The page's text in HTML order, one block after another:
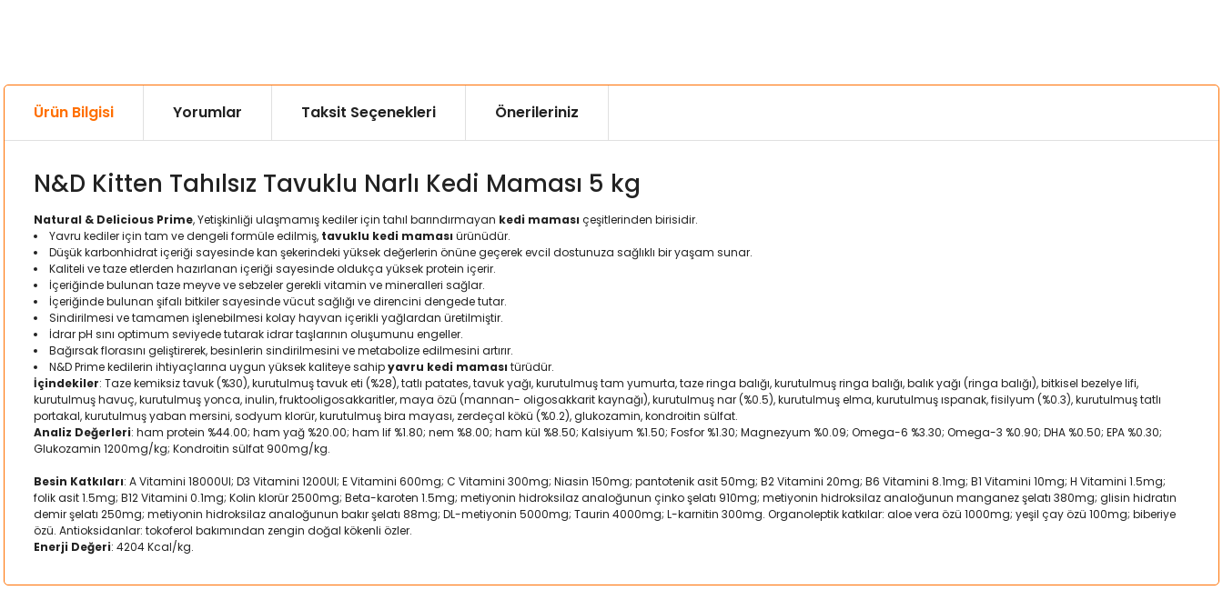
Ürün Bilgisi Yorumlar Taksit Seçenekleri Önerileriniz
N&D Kitten Tahılsız Tavuklu Narlı Kedi Maması 5 kg
Natural & Delicious Prime, Yetişkinliği ulaşmamış kediler için tahıl barındırmayan kedi maması çeşitlerinden birisidir.
Yavru kediler için tam ve dengeli formüle edilmiş, tavuklu kedi maması ürünüdür.
Düşük karbonhidrat içeriği sayesinde kan şekerindeki yüksek değerlerin önüne geçerek evcil dostunuza sağlıklı bir yaşam sunar.
Kaliteli ve taze etlerden hazırlanan içeriği sayesinde oldukça yüksek protein içerir.
İçeriğinde bulunan taze meyve ve sebzeler gerekli vitamin ve mineralleri sağlar.
İçeriğinde bulunan şifalı bitkiler sayesinde vücut sağlığı ve direncini dengede tutar.
Sindirilmesi ve tamamen işlenebilmesi kolay hayvan içerikli yağlardan üretilmiştir.
İdrar pH sını optimum seviyede tutarak idrar taşlarının oluşumunu engeller.
Bağırsak florasını geliştirerek, besinlerin sindirilmesini ve metabolize edilmesini artırır.
N&D Prime kedilerin ihtiyaçlarına uygun yüksek kaliteye sahipyavru kedi maması türüdür.
İçindekiler: Taze kemiksiz tavuk (%30), kurutulmuş tavuk eti (%28), tatlı patates, tavuk yağı, kurutulmuş tam yumurta, taze ringa balığı, kurutulmuş ringa balığı, balık yağı (ringa balığı), bitkisel bezelye lifi,
kurutulmuş havuç, kurutulmuş yonca, inulin, fruktooligosakkaritler, maya özü (mannan- oligosakkarit kaynağı), kurutulmuş nar (%0.5), kurutulmuş elma, kurutulmuş ıspanak, fisilyum (%0.3), kurutulmuş tatlı
portakal, kurutulmuş yaban mersini, sodyum klorür, kurutulmuş bira mayası, zerdeçal kökü (%0.2), glukozamin, kondroitin sülfat.
Analiz Değerleri: ham protein %44.00; ham yağ %20.00; ham lif %1.80; nem %8.00; ham kül %8.50; Kalsiyum %1.50; Fosfor %1.30; Magnezyum %0.09; Omega-6 %3.30; Omega-3 %0.90; DHA %0.50; EPA %0.30;
Glukozamin 1200mg/kg; Kondroitin sülfat 900mg/kg.
Besin Katkıları: A Vitamini 18000UI; D3 Vitamini 1200UI; E Vitamini 600mg; C Vitamini 300mg; Niasin 150mg; pantotenik asit 50mg; B2 Vitamini 20mg; B6 Vitamini 8.1mg; B1 Vitamini 10mg; H Vitamini 1.5mg;
folik asit 1.5mg; B12 Vitamini 0.1mg; Kolin klorür 2500mg; Beta-karoten 1.5mg; metiyonin hidroksilaz analoğunun çinko şelatı 910mg; metiyonin hidroksilaz analoğunun manganez şelatı 380mg; glisin hidratın
demir şelatı 250mg; metiyonin hidroksilaz analoğunun bakır şelatı 88mg; DL-metiyonin 5000mg; Taurin 4000mg; L-karnitin 300mg. Organoleptik katkılar: aloe vera özü 1000mg; yeşil çay özü 100mg; biberiye
özü. Antioksidanlar: tokoferol bakımından zengin doğal kökenli özler.
Enerji Değeri: 4204 Kcal/kg.